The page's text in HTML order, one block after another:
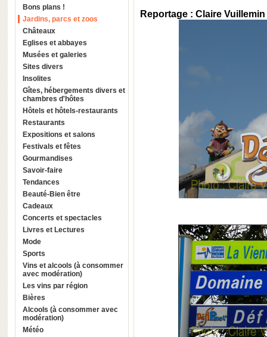
Bons plans !
Jardins, parcs et zoos
Châteaux
Eglises et abbayes
Musées et galeries
Sites divers
Insolites
Gîtes, hébergements divers et
chambres d'hôtes
Hôtels et hôtels-restaurants
Restaurants
Expositions et salons
Festivals et fêtes
Gourmandises
Savoir-faire
Tendances
Beauté-Bien être
Cadeaux
Concerts et spectacles
Livres et Lectures
Mode
Sports
Vins et alcools (à consommer
avec modération)
Les vins par région
Bières
Alcools (à consommer avec
modération)
Météo
Reportage : Claire